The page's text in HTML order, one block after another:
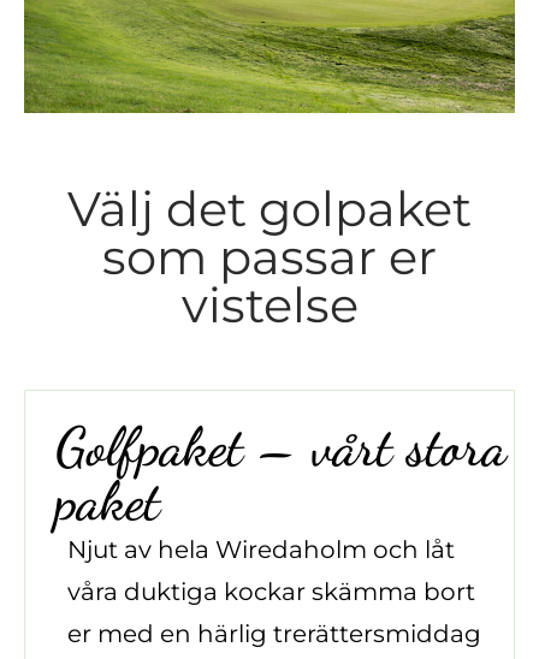
Välj det golpaket
som passar er
vistelse
Golfpaket – vårt stora
paket
Njut av hela Wiredaholm och låt
våra duktiga kockar skämma bort
er med en härlig trerättersmiddag